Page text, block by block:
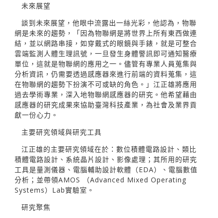
未來展望
談到未來展望，他眼中流露出一絲光彩，他認為，物聯
網是未來的趨勢，「因為物聯網是將世界上所有東西做連
結，並以網路串接，如穿戴式的眼鏡與手錶，就是可整合
雲端監測人體生理訊號，一旦發生身體警訊即可通知醫療
單位，這就是物聯網的應用之一。儘管有專業人員蒐集與
分析資訊，仍需要透過感應器來進行前端的資料蒐集，這
在物聯網的趨勢下扮演不可或缺的角色。」江正雄將應用
過去學術專業，深入地物聯網感應器的研究。他希望藉由
感應器的研究成果來協助臺灣科技產業，為社會及業界貢
獻一份心力。
主要研究領域與研究工具
江正雄的主要研究領域在於：數位積體電路設計、類比
積體電路設計、系統晶片設計、影像處理；其所用的研究
工具是量測儀器、電腦輔助設計軟體（EDA）、電腦數值
分析；並帶領AMOS （Advanced Mixed Operating
Systems）Lab實驗室。
研究聚焦